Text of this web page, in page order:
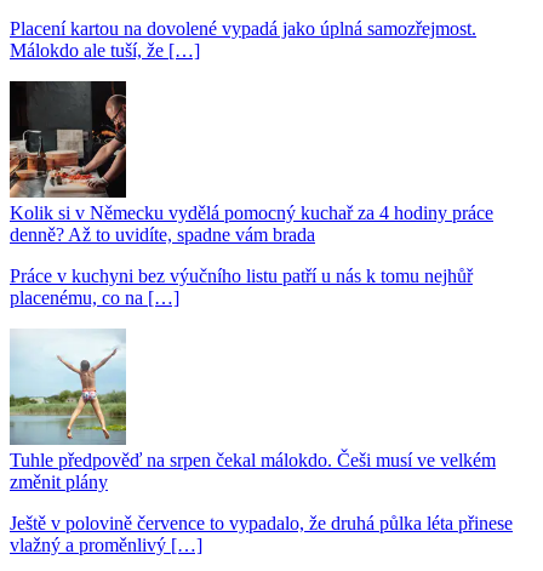
Placení kartou na dovolené vypadá jako úplná samozřejmost.
Málokdo ale tuší, že […]
Kolik si v Německu vydělá pomocný kuchař za 4 hodiny práce
denně? Až to uvidíte, spadne vám brada
Práce v kuchyni bez výučního listu patří u nás k tomu nejhůř
placenému, co na […]
Tuhle předpověď na srpen čekal málokdo. Češi musí ve velkém
změnit plány
Ještě v polovině července to vypadalo, že druhá půlka léta přinese
vlažný a proměnlivý […]